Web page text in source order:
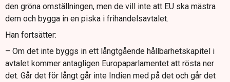
den gröna omställningen, men de vill inte att EU ska mästra
dem och bygga in en piska i frihandelsavtalet.
Han fortsätter:
– Om det inte byggs in ett långtgående hållbarhetskapitel i
avtalet kommer antagligen Europaparlamentet att rösta ner
det. Går det för långt går inte Indien med på det och går det